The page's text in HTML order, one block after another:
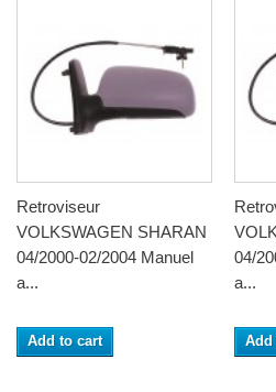
Retroviseur
VOLKSWAGEN SHARAN
04/2000-02/2004 Manuel
a...
Add to cart
04/
a...
Add